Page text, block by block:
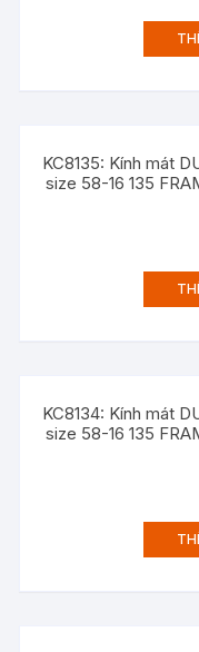
KC8135: Kính mát
size 58-16 135
KC8134: Kính mát
size 58-16 135